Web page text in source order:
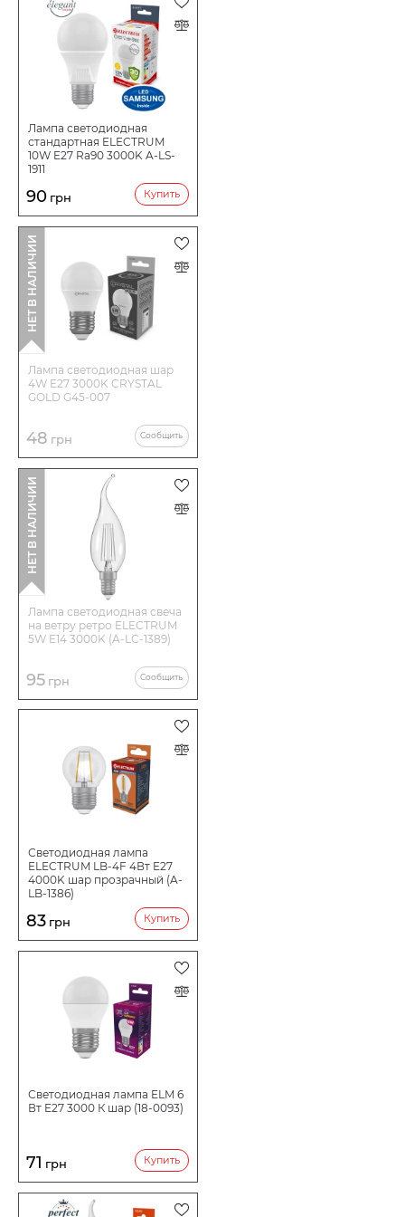
Срок службы ч
Количество в коробе шт:
Лампа светодиодная
стандартная ELECTRUM
10W E27 Ra90 3000K A-LS-
1911
90 грн Купить
Лампа светодиодная шар
4W E27 3000K CRYSTAL
GOLD G45-007
48 грн Сообщить
НЕТ В НАЛИЧИИ
Лампа светодиодная свеча
на ветру ретро ELECTRUM
5W E14 3000K (A-LC-1389)
95 грн Сообщить
НЕТ В НАЛИЧИИ
Светодиодная лампа
ELECTRUM LB-4F 4Вт E27
4000K шар прозрачный (A-
LB-1386)
83 грн Купить
Светодиодная лампа ELM 6
Вт E27 3000 К шар (18-0093)
71 грн Купить